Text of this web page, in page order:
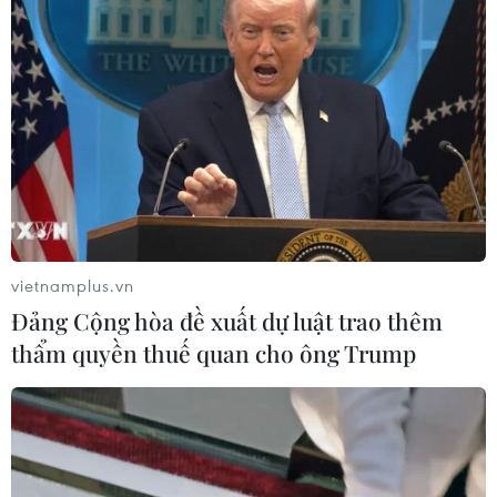
02/08/2026 10:10
Điều trị hiệu quả ca ung thư phổi
mang đồng thời hai đột biến gen
hiếm gặp
02/08/2026 05:58
Giao chỉ tiêu bao phủ bảo hiểm y tế
toàn quốc đạt 100% vào năm 2030
02/08/2026 04:54
Tạo đột phá từ y tế cơ sở đến phát
triển nguồn nhân lực
02/08/2026 03:25
vietnamplus.vn
Đảng Cộng hòa đề xuất dự luật trao thêm
thẩm quyền thuế quan cho ông Trump